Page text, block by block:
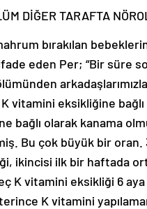
DİĞER TARAFTA
bırakılan
ifade eden Per; “Bir
vitamini eksikliğine
bağlı olarak kanama
Bu çok büyük bir
ikincisi ilk bir haftada
K vitamini eksikliği 6
K vitamini